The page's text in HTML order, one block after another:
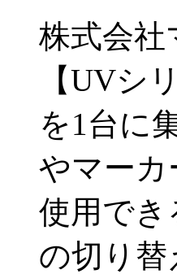
株式会社
【UVシ
を1台に
やマーカ
使用でき
の切り